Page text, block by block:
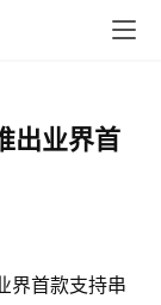
出业界首
首款支持串